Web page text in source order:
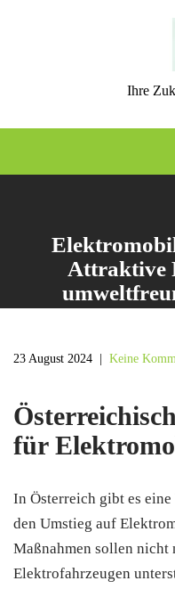
Ihre
Attraktive
23 August 2024 Keine
für
In Österreich gibt es
den Umstieg auf
Maßnahmen sollen nicht
Elektrofahrzeugen